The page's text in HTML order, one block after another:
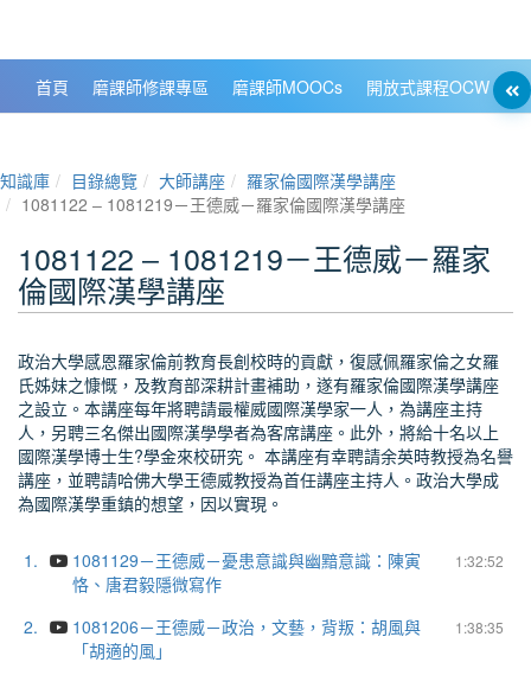
首頁 磨課師修課專區 磨課師MOOCs 開放式課程OCW
知識庫 目錄總覽 大師講座
羅家倫國際漢學講座
1081122 ‒ 1081219－王德威－羅家倫國際漢學講座
1081122 ‒ 1081219－王德威－羅家
倫國際漢學講座
政治大學感恩羅家倫前教育長創校時的貢獻，復感佩羅家倫之女羅
氏姊妹之慷慨，及教育部深耕計畫補助，遂有羅家倫國際漢學講座
之設立。本講座每年將聘請最權威國際漢學家一人，為講座主持
人，另聘三名傑出國際漢學學者為客席講座。此外，將給十名以上
國際漢學博士生?學金來校研究。 本講座有幸聘請余英時教授為名譽
講座，並聘請哈佛大學王德威教授為首任講座主持人。政治大學成
為國際漢學重鎮的想望，因以實現。
1. 1:32:52
1081129－王德威－憂患意識與幽黯意識：陳寅
恪、唐君毅隱微寫作
2.
1:38:35
1081206－王德威－政治，文藝，背叛：胡風與
「胡適的風」